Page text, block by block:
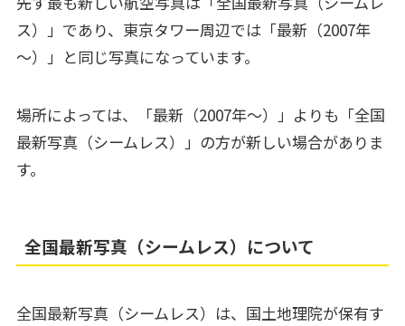
ス）」であり、東京タワー周辺では「最新（2007年
～）」と同じ写真になっています。
場所によっては、「最新（2007年～）」よりも「全国
最新写真（シームレス）」の方が新しい場合がありま
す。
全国最新写真（シームレス）について
全国最新写真（シームレス）は、国土地理院が保有す